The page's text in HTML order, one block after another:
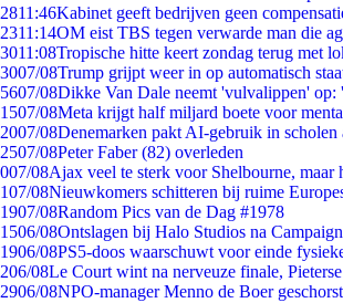
2811:46Kabinet geeft bedrijven geen
2311:14OM eist TBS tegen verwarde man die
3011:08Tropische hitte keert zondag terug met
3007/08Trump grijpt weer in op automatisch
5607/08Dikke Van Dale neemt 'vulvalippen' op:
1507/08Meta krijgt half miljard boete voor
2007/08Denemarken pakt AI-gebruik in scholen
2507/08Peter Faber (82) overleden
007/08Ajax veel te sterk voor Shelbourne, maar
107/08Nieuwkomers schitteren bij ruime
1907/08Random Pics van de Dag #1978
1506/08Ontslagen bij Halo Studios na
1906/08PS5-doos waarschuwt voor einde
206/08Le Court wint na nerveuze finale,
2906/08NPO-manager Menno de Boer